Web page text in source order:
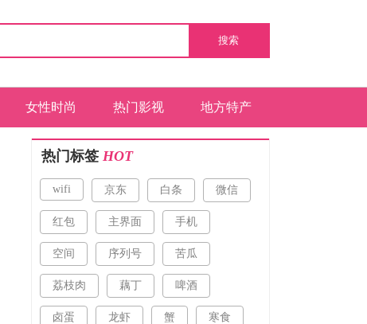
搜索
女性时尚 热门影视 地方特产
热门标签 HOT
wifi 京东 白条 微信
红包 主界面 手机
空间 序列号 苦瓜
荔枝肉 藕丁 啤酒
卤蛋 龙虾 蟹 寒食